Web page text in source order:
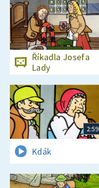
Říkadla Josefa
Lady
2:59
Kdák